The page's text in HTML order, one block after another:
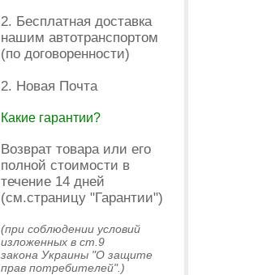
2. Бесплатная доставка
нашим автотранспортом
(по договоренности)
2. Новая Почта
Какие гарантии?
Возврат товара или его
полной стоимости в
течение 14 дней
(см.страницу "Гарантии")
(при соблюдении условий
изложенных в ст.9
закона Украины "О защите
прав потребителей".)